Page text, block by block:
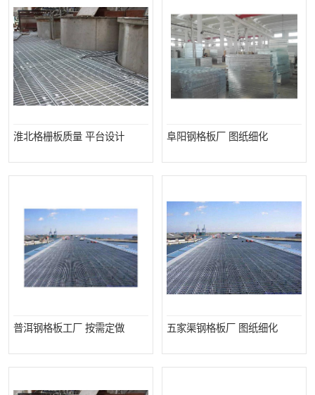
淮北格栅板质量 平台设计 阜阳钢格板厂 图纸细化
普洱钢格板工厂 按需定做 五家渠钢格板厂 图纸细化